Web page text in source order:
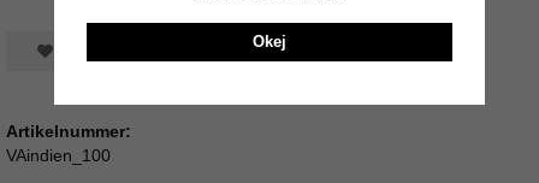
Spara som favorit
Artikelnummer:
VAindien_100
Okej